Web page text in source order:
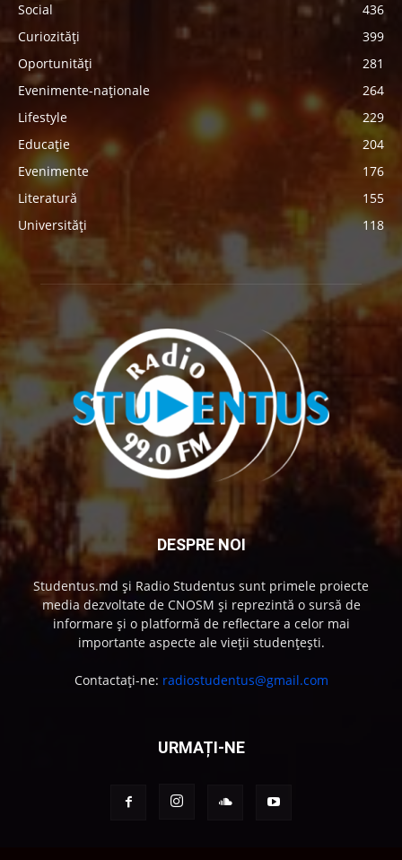
Social
436
Curiozități
399
Oportunități
281
Evenimente-naționale
264
Lifestyle
229
Educație
204
Evenimente
176
Literatură
155
Universități
118
DESPRE NOI
Studentus.md și Radio Studentus sunt primele proiecte
media dezvoltate de CNOSM și reprezintă o sursă de
informare și o platformă de reflectare a celor mai
importante aspecte ale vieții studențești.
Contactați-ne: radiostudentus@gmail.com
URMAȚI-NE